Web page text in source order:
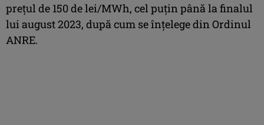
prețul de 150 de lei/MWh, cel puțin până la finalul
lui august 2023, după cum se înțelege din Ordinul
ANRE.